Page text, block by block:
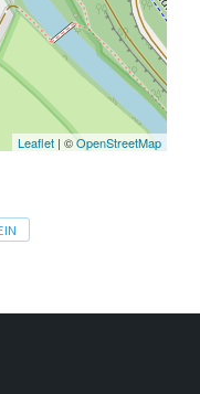
Leaflet | ©OpenStreetMap